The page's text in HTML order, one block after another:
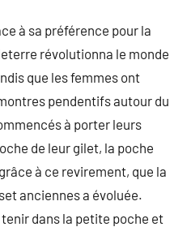
à sa préférence pour la
révolutionna le monde
que les femmes ont
pendentifs autour du
à porter leurs
de leur gilet, la poche
à ce revirement, que la
anciennes a évoluée.
dans la petite poche et